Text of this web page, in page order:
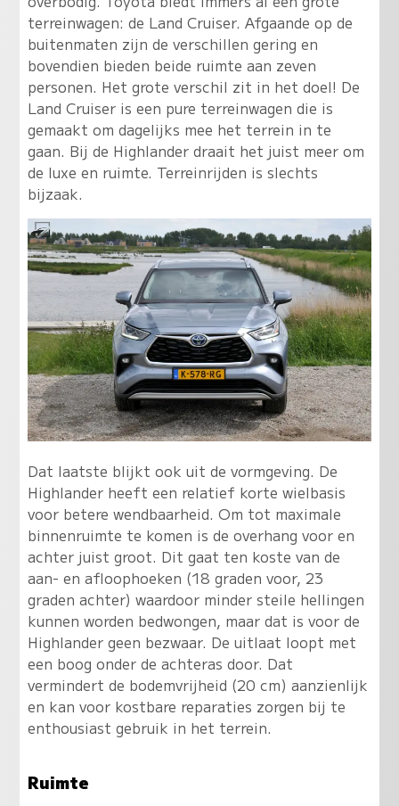
terreinwagen: de Land Cruiser. Afgaande op de
buitenmaten zijn de verschillen gering en
bovendien bieden beide ruimte aan zeven
personen. Het grote verschil zit in het doel! De
Land Cruiser is een pure terreinwagen die is
gemaakt om dagelijks mee het terrein in te
gaan. Bij de Highlander draait het juist meer om
de luxe en ruimte. Terreinrijden is slechts
bijzaak.
Dat laatste blijkt ook uit de vormgeving. De
Highlander heeft een relatief korte wielbasis
voor betere wendbaarheid. Om tot maximale
binnenruimte te komen is de overhang voor en
achter juist groot. Dit gaat ten koste van de
aan- en afloophoeken (18 graden voor, 23
graden achter) waardoor minder steile hellingen
kunnen worden bedwongen, maar dat is voor de
Highlander geen bezwaar. De uitlaat loopt met
een boog onder de achteras door. Dat
vermindert de bodemvrijheid (20 cm) aanzienlijk
en kan voor kostbare reparaties zorgen bij te
enthousiast gebruik in het terrein.
Ruimte